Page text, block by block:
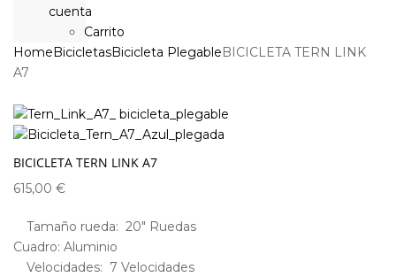
cuenta
Carrito
HomeBicicletasBicicleta PlegableBICICLETA TERN LINK
A7
BICICLETA TERN LINK A7
615,00 €
Tamaño rueda: 20″ Ruedas
Cuadro: Aluminio
Velocidades: 7 Velocidades